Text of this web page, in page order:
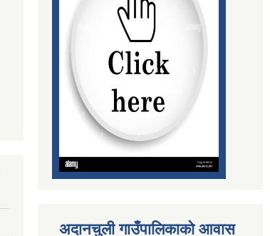
अदानचुली गाउँपालिकाको आवास